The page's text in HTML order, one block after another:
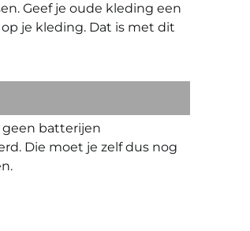
Geef je oude kleding een
je kleding. Dat is met dit
geen batterijen
Die moet je zelf dus nog